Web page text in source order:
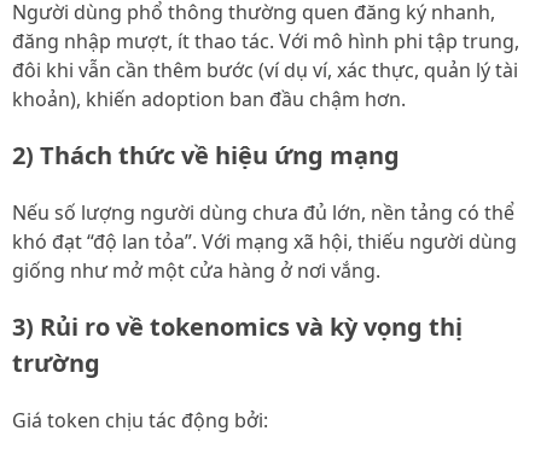
Người dùng phổ thông thường quen đăng ký nhanh,
đăng nhập mượt, ít thao tác. Với mô hình phi tập trung,
đôi khi vẫn cần thêm bước (ví dụ ví, xác thực, quản lý tài
khoản), khiến adoption ban đầu chậm hơn.
2) Thách thức về hiệu ứng mạng
Nếu số lượng người dùng chưa đủ lớn, nền tảng có thể
khó đạt “độ lan tỏa”. Với mạng xã hội, thiếu người dùng
giống như mở một cửa hàng ở nơi vắng.
3) Rủi ro về tokenomics và kỳ vọng thị
trường
Giá token chịu tác động bởi: